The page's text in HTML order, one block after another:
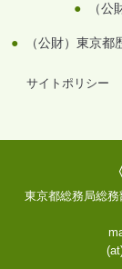
（
（公財）東京
サイトポリシー
東京都総務局総